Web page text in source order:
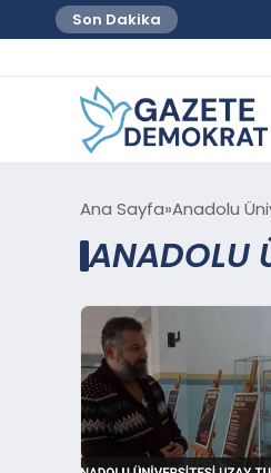
Son Dakika
Ana Sayfa Anadolu
ANADOLU